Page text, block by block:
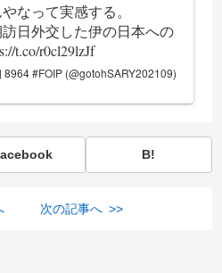
なって実感する。
日外交した伊の日本への
t.co/r0cl29lzJf
#FOIP (@gotohSARY202109)
B!
次の記事へ >>